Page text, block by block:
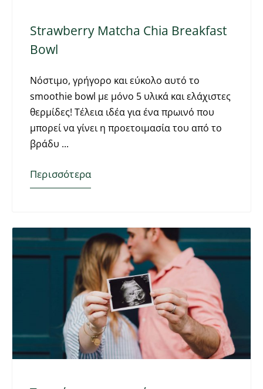
Strawberry Matcha Chia Breakfast
Bowl
Νόστιμο, γρήγορο και εύκολο αυτό το
smoothie bowl με μόνο 5 υλικά και ελάχιστες
θερμίδες! Τέλεια ιδέα για ένα πρωινό που
μπορεί να γίνει η προετοιμασία του από το
βράδυ
Περισσότερα